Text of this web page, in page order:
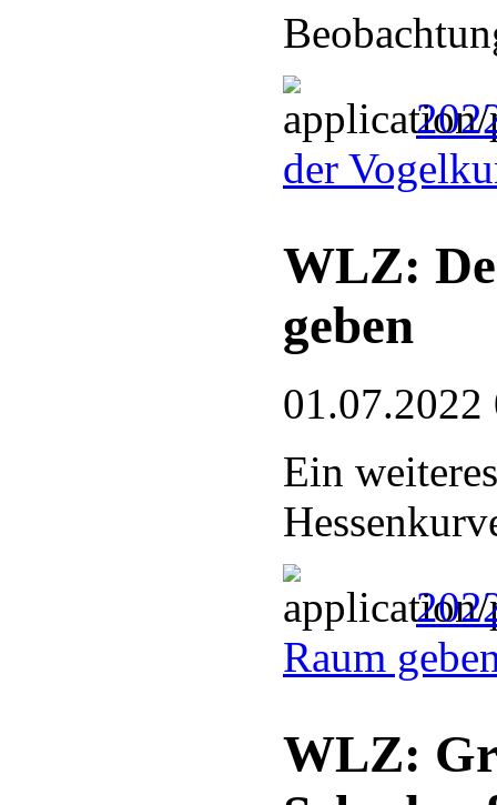
der
WLZ:
geben
01.07.2022
Ein
Raum
WLZ: